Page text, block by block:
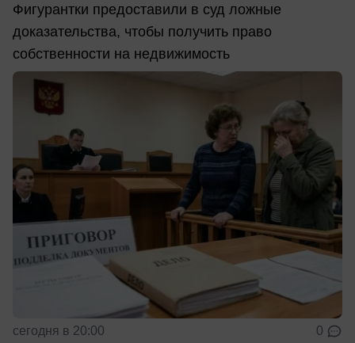
Фигурантки предоставили в суд ложные
доказательства, чтобы получить право
собственности на недвижимость
сегодня в 20:00 0